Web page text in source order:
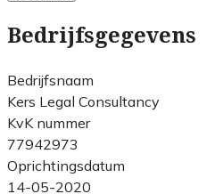
Bedrijfsgegevens
Bedrijfsnaam
Kers Legal Consultancy
KvK nummer
77942973
Oprichtingsdatum
14-05-2020